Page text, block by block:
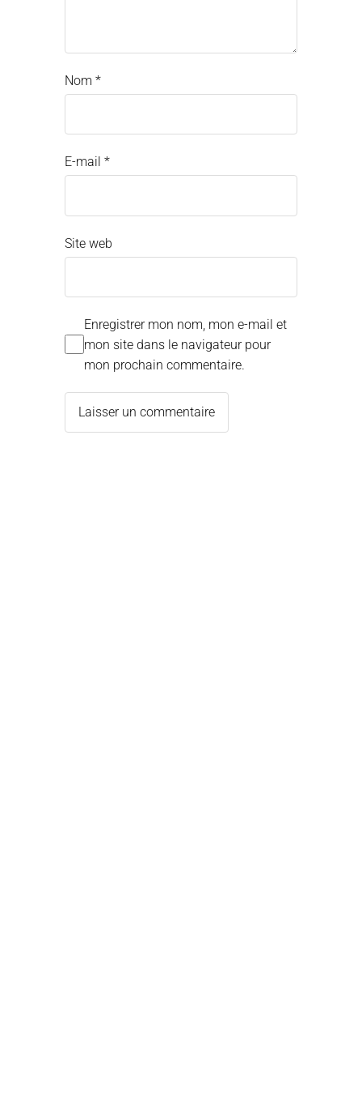
Nom *
E-mail *
Site web
Enregistrer mon nom, mon e-mail et
mon site dans le navigateur pour
mon prochain commentaire.